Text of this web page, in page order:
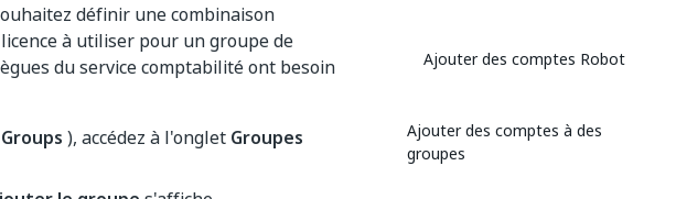
définir une combinaison
à utiliser pour un groupe de
du service comptabilité ont besoin
), accédez à l'onglet Groupes
Ajouter des comptes Robot
Ajouter des comptes à des
groupes